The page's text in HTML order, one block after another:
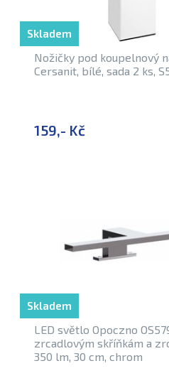
Nožičky pod koupelnový
Cersanit, bílé, sada 2 ks,
159,- Kč
Skladem
LED světlo Opoczno
zrcadlovým skříňkám a
350 lm, 30 cm, chrom
Skladem